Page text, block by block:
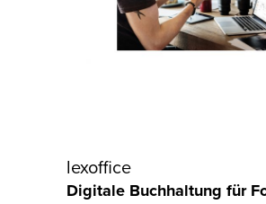
lexoffice
Digitale Buchhaltung für